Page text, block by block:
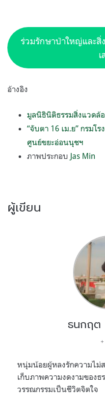
ร่วมรักษาป่าใหญ่และ
อ้างอิง
มูลนิธินิติธรรมสิ่งแวดล้อ
“จับตา 16 เม.ย” กรมโ
ศูนย์ขยะอ่อนนุชฯ
ภาพประกอบ Jas Min
ผู้เขียน
ธนกฤ
+
หนุ่มน้อยผู้หลงรักความไ
เก็บภาพความงดงาม
วรรณกรรมเป็นชีวิตจิตใจ